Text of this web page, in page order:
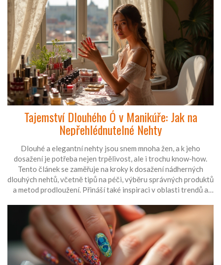
zdraví svých nehtů.
Tajemství Dlouhého Ó v Manikúře: Jak na
Nepřehlédnutelné Nehty
Dlouhé a elegantní nehty jsou snem mnoha žen, a k jeho
dosažení je potřeba nejen trpělivost, ale i trochu know-how.
Tento článek se zaměřuje na kroky k dosažení nádherných
dlouhých nehtů, včetně tipů na péči, výběru správných produktů
a metod prodloužení. Přináší také inspiraci v oblasti trendů a
sebevědomě a stylově s nehty, které vydrží.